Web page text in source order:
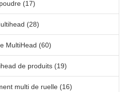
(17)
(28)
MultiHead (60)
de produits (19)
multi de ruelle (16)